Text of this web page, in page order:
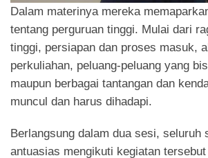
Dalam materinya mereka
tentang perguruan tinggi. Mulai dari
tinggi, persiapan dan proses masuk,
perkuliahan, peluang-peluang yang
maupun berbagai tantangan dan
muncul dan harus dihadapi.
Berlangsung dalam dua sesi, seluruh
antuasias mengikuti kegiatan